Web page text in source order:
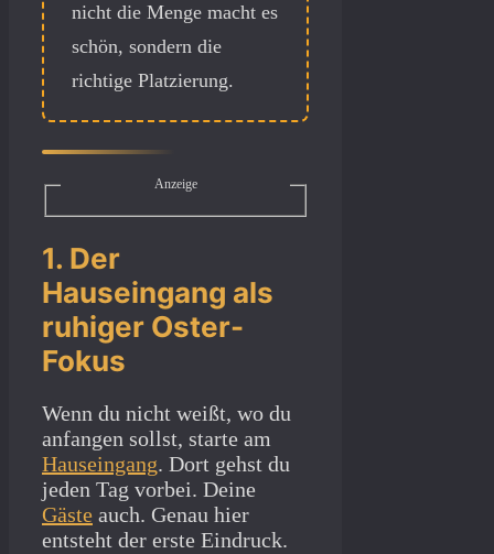
nicht die Menge macht es
schön, sondern die
richtige Platzierung.
Anzeige
1. Der
Hauseingang als
ruhiger Oster-
Fokus
Wenn du nicht weißt, wo du
anfangen sollst, starte am
Hauseingang. Dort gehst du
jeden Tag vorbei. Deine
Gäste auch. Genau hier
entsteht der erste Eindruck.